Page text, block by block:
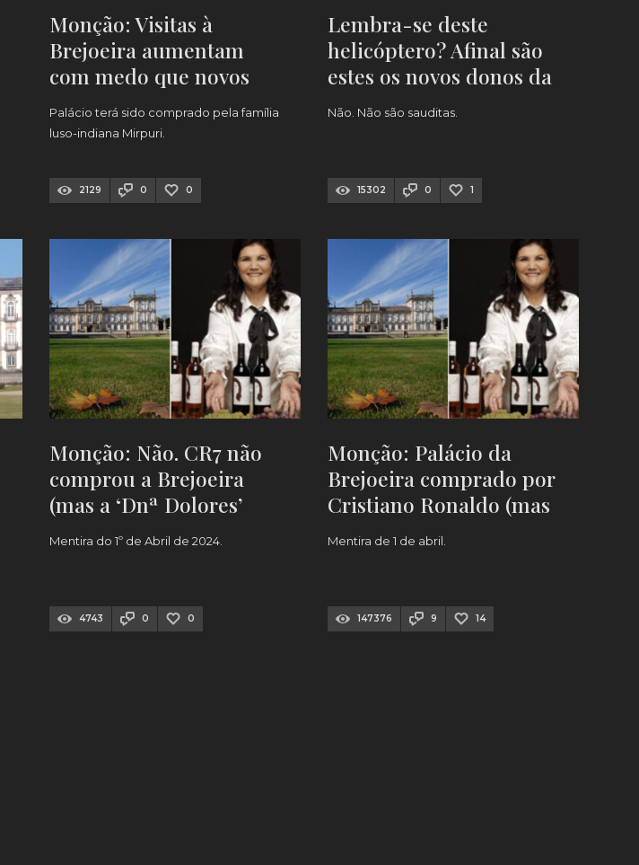
Monção: Visitas à
Brejoeira aumentam
com medo que novos
donos fechem ao
público
Palácio terá sido comprado pela família
luso-indiana Mirpuri.
2129 0 0
Lembra-se deste
helicóptero? Afinal são
estes os novos donos da
Brejoeira
Não. Não são sauditas.
15302 0 1
Monção: Não. CR7 não
comprou a Brejoeira
(mas a ‘Dnª Dolores’
será sempre bem-vinda
Mentira do 1º de Abril de 2024.
4743 0 0
Monção: Palácio da
Brejoeira comprado por
Cristiano Ronaldo (mas
é para a mãe!)
Mentira de 1 de abril.
147376 9 14